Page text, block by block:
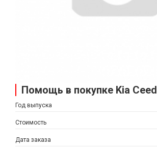
Помощь в покупке Kia Ceed
Год выпуска
Стоимость
Дата заказа